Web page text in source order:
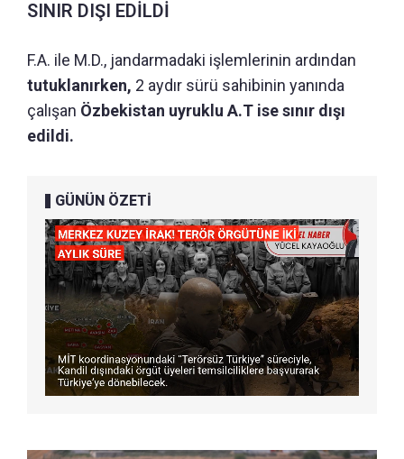
SINIR DIŞI EDİLDİ
F.A. ile M.D., jandarmadaki işlemlerinin ardından
tutuklanırken, 2 aydır sürü sahibinin yanında
çalışan Özbekistan uyruklu A.T ise sınır dışı
edildi.
GÜNÜN ÖZETİ